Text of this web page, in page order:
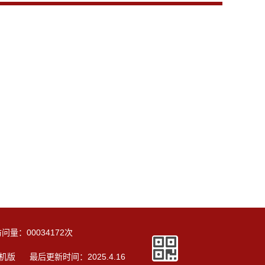
量： 00034172次
版 最后更新时间： 2025 4 16